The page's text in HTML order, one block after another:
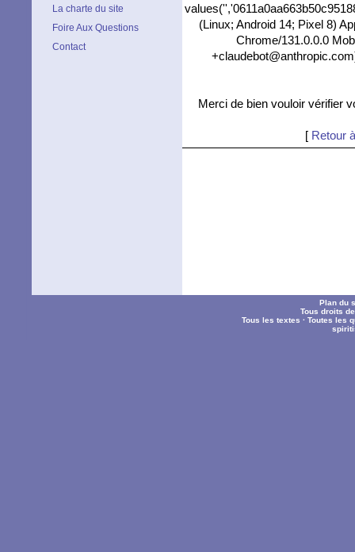
La charte du site
Foire Aux Questions
Contact
(Linux; Android 14; Pixel 8)
Chrome/131.0.0.0
Merci de bien vouloir vérifier
[ Retour
Plan du
Tous droits
Tous les textes ·Toutes les